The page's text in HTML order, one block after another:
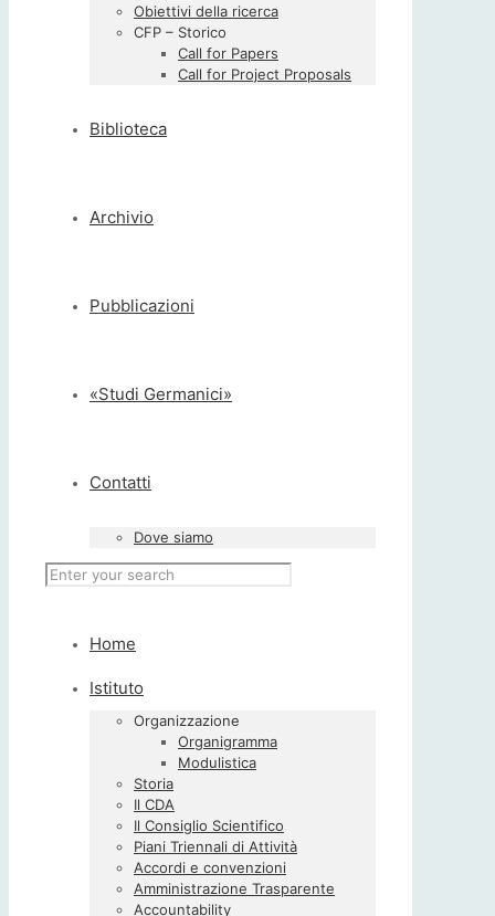
Obiettivi della ricerca
CFP – Storico
Call for Papers
Call for Project Proposals
Biblioteca
Archivio
Pubblicazioni
«Studi Germanici»
Contatti
Dove siamo
Home
Istituto
Organizzazione
Organigramma
Modulistica
Storia
Il CDA
Il Consiglio Scientifico
Piani Triennali di Attività
Accordi e convenzioni
Amministrazione Trasparente
Accountability